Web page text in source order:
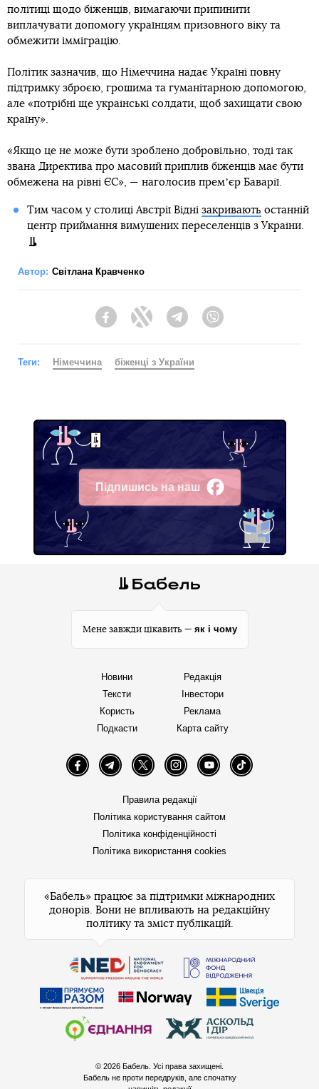
політиці щодо біженців, вимагаючи припинити
виплачувати допомогу українцям призовного віку та
обмежити імміграцію.
Політик зазначив, що Німеччина надає Україні повну
підтримку зброєю, грошима та гуманітарною допомогою,
але «потрібні ще українські солдати, щоб захищати свою
країну».
«Якщо це не може бути зроблено добровільно, тоді так
звана Директива про масовий приплив біженців має бути
обмежена на рівні ЄС», — наголосив премʼєр Баварії.
Тим часом у столиці Австрії Відні закривають останній
центр приймання вимушених переселенців з України.
Автор: Світлана Кравченко
FacebookTwitter Telegram
Теги: Німеччина біженці з України
Підпишись на наш
Facebook
Мене завжди цікавить — як і чому
Новини
Тексти
Користь
Подкасти
Редакція
Інвестори
Реклама
Карта сайту
FacebookTelegramTwitter InstagramYouTube TikTok
Правила редакції
Політика користування сайтом
Політика конфіденційності
Політика використання cookies
«Бабель» працює за підтримки міжнародних
донорів. Вони не впливають на редакційну
політику та зміст публікацій.
© 2026 Бабель. Усі права захищені.
Бабель не проти передруків, але спочатку